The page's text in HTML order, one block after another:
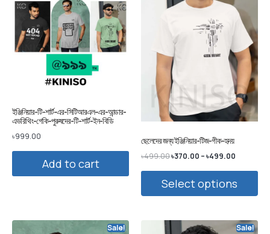
ইঞ্জিনিয়ার-টি-শার্ট-এর-সিটিআরএল-এর-আন্ডার-
এভরিথিং-গেকি-পুরুষদের-টি-শার্ট-ইন-বিডি
৳999.00
Add to cart
ছেলেদের জন্য ইঞ্জিনিয়ার-টিজ-গীক-হৃদয়
৳499.00৳370.00 –৳499.00
Select options
Sale! Sale!